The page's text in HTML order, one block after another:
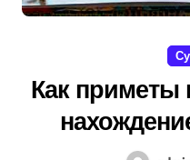
Как приметы